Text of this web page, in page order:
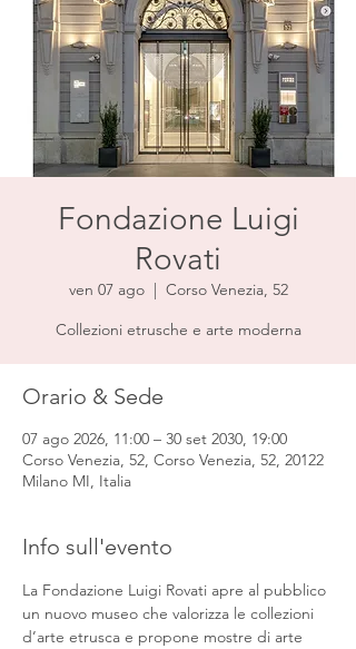
Fondazione Luigi
Rovati
ven 07 ago
  |
Corso Venezia, 52
Collezioni etrusche e arte moderna
Orario & Sede
07 ago 2026, 11:00 – 30 set 2030, 19:00
Corso Venezia, 52, Corso Venezia, 52, 20122
Milano MI, Italia
Info sull'evento
La Fondazione Luigi Rovati apre al pubblico
un nuovo museo che valorizza le collezioni
d’arte etrusca e propone mostre di arte